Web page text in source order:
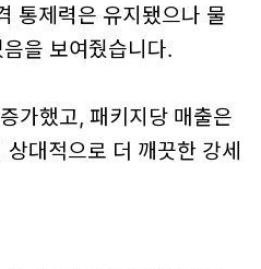
통제력은 유지됐으나 물
을 보여줬습니다.
가했고, 패키지당 매출은
대적으로 더 깨끗한 강세